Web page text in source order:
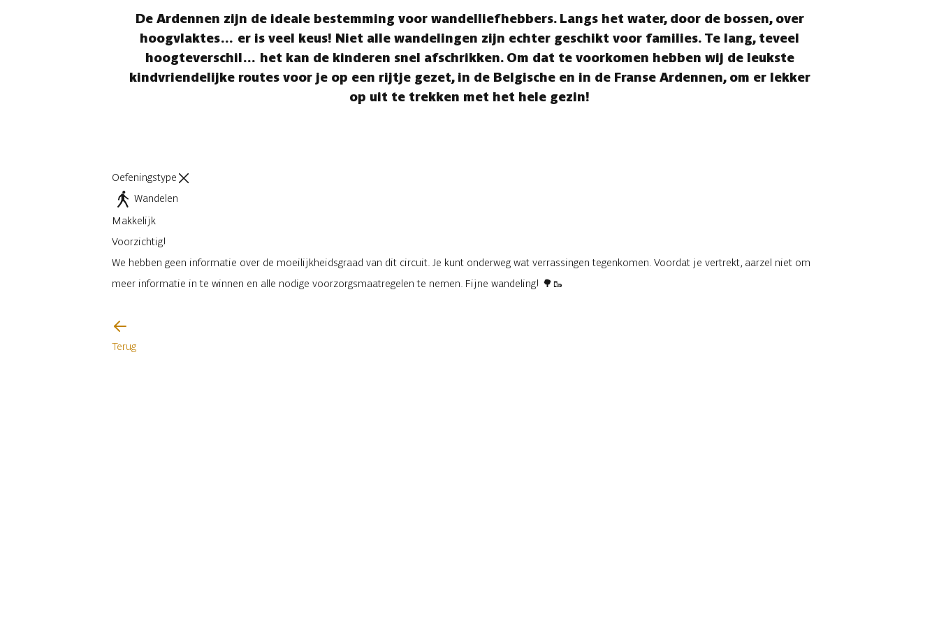
De Ardennen zijn de ideale bestemming voor wandelliefhebbers. Langs het water, door de bossen, over
hoogvlaktes… er is veel keus! Niet alle wandelingen zijn echter geschikt voor families. Te lang, teveel
hoogteverschil… het kan de kinderen snel afschrikken. Om dat te voorkomen hebben wij de leukste
kindvriendelijke routes voor je op een rijtje gezet, in de Belgische en in de Franse Ardennen, om er lekker
op uit te trekken met het hele gezin!
Oefeningstype
Wandelen
Makkelijk
Voorzichtig!
We hebben geen informatie over de moeilijkheidsgraad van dit circuit. Je kunt onderweg wat verrassingen tegenkomen. Voordat je vertrekt, aarzel niet om
meer informatie in te winnen en alle nodige voorzorgsmaatregelen te nemen. Fijne wandeling! 🌳🥾
Terug